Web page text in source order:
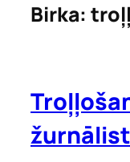
Birka: